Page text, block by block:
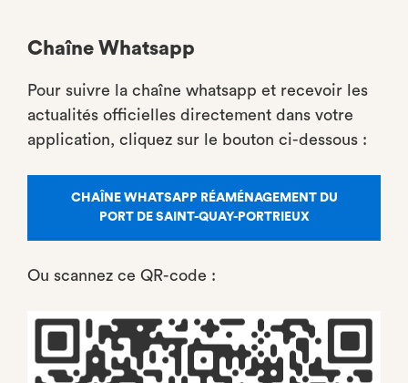
Chaîne Whatsapp
Pour suivre la chaîne whatsapp et recevoir les
actualités officielles directement dans votre
application, cliquez sur le bouton ci-dessous :
CHAÎNE WHATSAPP RÉAMÉNAGEMENT DU
PORT DE SAINT-QUAY-PORTRIEUX
Ou scannez ce QR-code :